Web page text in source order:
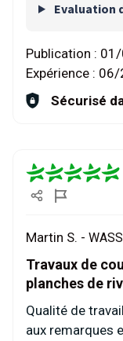
Evaluation
Publication :
Expérience : 06/
Sécurisé
Martin S. -
Travaux de
planches de
Qualité de
aux remarques